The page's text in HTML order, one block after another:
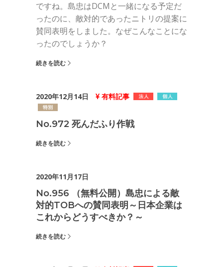
ですね。島忠はDCMと一緒になる予定だ
ったのに、敵対的であったニトリの提案に
賛同表明をしました。なぜこんなことにな
ったのでしょうか？
続きを読む
2020年12月14日 有料記事
No.972 死んだふり作戦
続きを読む
2020年11月17日
No.956 （無料公開）島忠による敵
対的TOBへの賛同表明～日本企業は
これからどうすべきか？～
続きを読む